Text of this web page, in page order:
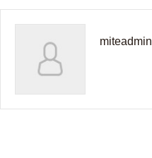
miteadmin